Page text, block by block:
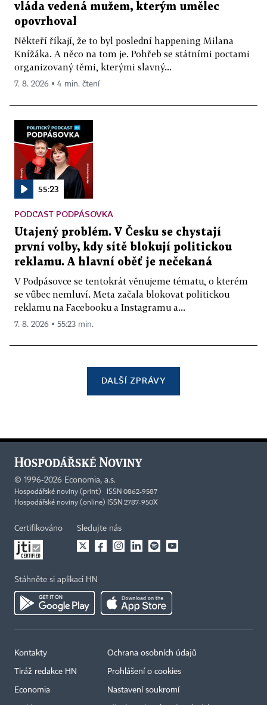
vláda vedená mužem, kterým umělec
opovrhoval
Někteří říkají, že to byl poslední happening Milana
Knížáka. A něco na tom je. Pohřeb se státními poctami
organizovaný těmi, kterými slavný...
7. 8. 2026 ▪ 4 min. čtení
55:23
PODCAST PODPÁSOVKA
Utajený problém. V Česku se chystají
první volby, kdy sítě blokují politickou
reklamu. A hlavní oběť je nečekaná
V Podpásovce se tentokrát věnujeme tématu, o kterém
se vůbec nemluví. Meta začala blokovat politickou
reklamu na Facebooku a Instagramu a...
7. 8. 2026 ▪ 55:23 min.
DALŠÍ ZPRÁVY
© 1996-2026 Economia, a.s.
Hospodářské noviny (print) ISSN 0862-9587
Hospodářské noviny (online) ISSN 2787-950X
Certifikováno Sledujte nás
Stáhněte si aplikaci HN
Kontakty
Tiráž redakce HN
Economia
Ochrana osobních údajů
Prohlášení o cookies
Nastavení soukromí